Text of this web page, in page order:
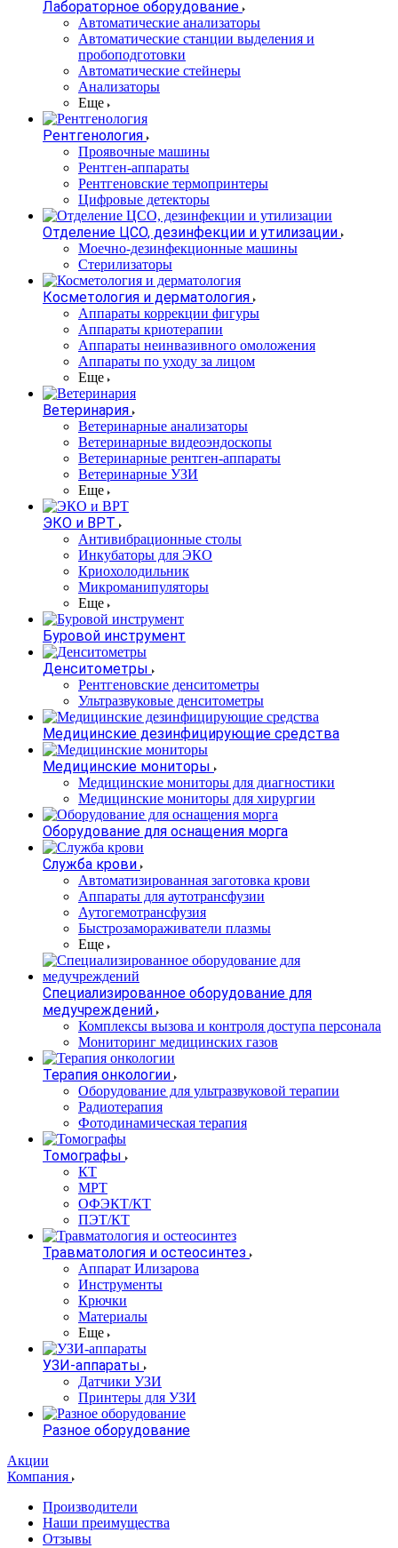
Лабораторное оборудование
Автоматические анализаторы
Автоматические станции выделения и
пробоподготовки
Автоматические стейнеры
Анализаторы
Еще
Рентгенология
Проявочные машины
Рентген-аппараты
Рентгеновские термопринтеры
Цифровые детекторы
Отделение ЦСО, дезинфекции и утилизации
Моечно-дезинфекционные машины
Стерилизаторы
Косметология и дерматология
Аппараты коррекции фигуры
Аппараты криотерапии
Аппараты неинвазивного омоложения
Аппараты по уходу за лицом
Еще
Ветеринария
Ветеринарные анализаторы
Ветеринарные видеоэндоскопы
Ветеринарные рентген-аппараты
Ветеринарные УЗИ
Еще
ЭКО и ВРТ
Антивибрационные столы
Инкубаторы для ЭКО
Криохолодильник
Микроманипуляторы
Еще
Буровой инструмент
Денситометры
Рентгеновские денситометры
Ультразвуковые денситометры
Медицинские дезинфицирующие средства
Медицинские мониторы
Медицинские мониторы для диагностики
Медицинские мониторы для хирургии
Оборудование для оснащения морга
Служба крови
Автоматизированная заготовка крови
Аппараты для аутотрансфузии
Аутогемотрансфузия
Быстрозамораживатели плазмы
Еще
Специализированное оборудование для
медучреждений
Комплексы вызова и контроля доступа персонала
Мониторинг медицинских газов
Терапия онкологии
Оборудование для ультразвуковой терапии
Радиотерапия
Фотодинамическая терапия
Томографы
КТ
МРТ
ОФЭКТ/КТ
ПЭТ/КТ
Травматология и остеосинтез
Аппарат Илизарова
Инструменты
Крючки
Материалы
Еще
УЗИ-аппараты
Датчики УЗИ
Принтеры для УЗИ
Разное оборудование
Акции
Компания
Производители
Наши преимущества
Отзывы